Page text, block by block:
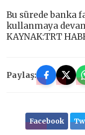
Bu sürede banka
kullanmaya
KAYNAK:TRT
Paylaş:
Facebook